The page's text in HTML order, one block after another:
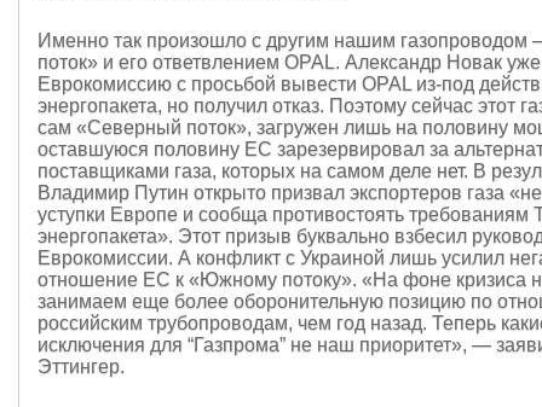
Именно так произошло с другим нашим
поток» и его ответвлением OPAL. Александр Новак
Еврокомиссию с просьбой вывести OPAL из-под
энергопакета, но получил отказ. Поэтому сейчас этот
сам «Северный поток», загружен лишь на половину
оставшуюся половину ЕС зарезервировал за
поставщиками газа, которых на самом деле нет. В
Владимир Путин открыто призвал экспортеров газа
уступки Европе и сообща противостоять требованиям
энергопакета». Этот призыв буквально взбесил
Еврокомиссии. А конфликт с Украиной лишь усилил
отношение ЕС к «Южному потоку». «На фоне кризиса
занимаем еще более оборонительную позицию по
российским трубопроводам, чем год назад. Теперь
исключения для “Газпрома” не наш приоритет», —
Эттингер.